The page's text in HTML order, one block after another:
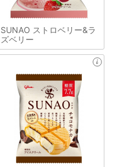
SUNAO ストロベリー&ラ
ズベリー